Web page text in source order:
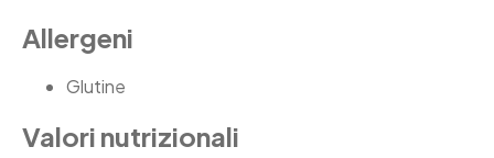
Allergeni
Glutine
Valori nutrizionali